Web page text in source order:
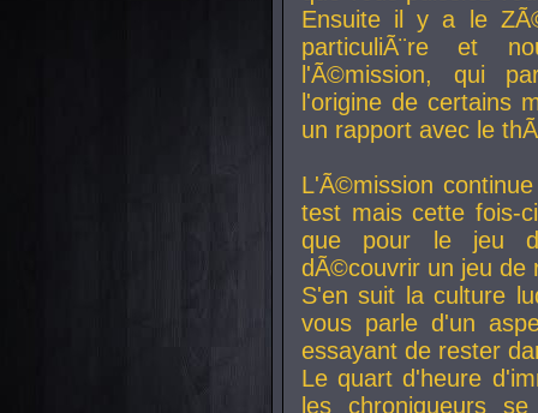
Ensuite il y a le
particuliÃ¨re et
l'Ã©mission, qui
l'origine de certains
un rapport avec le
L'Ã©mission
test mais cette fois-
que pour le jeu
dÃ©couvrir un jeu de
S'en suit la culture
vous parle d'un
essayant de rester
Le quart d'heure
les chroniqueurs